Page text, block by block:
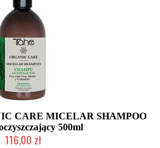
CARE MICELAR SHAMPOO
500ml
116,00 zł